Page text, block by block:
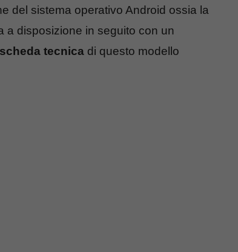
del sistema operativo Android ossia la
a disposizione in seguito con un
scheda tecnica di questo modello